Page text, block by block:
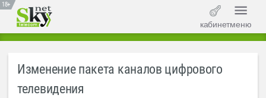
18+
кабинетменю
Изменение пакета каналов цифрового
телевидения